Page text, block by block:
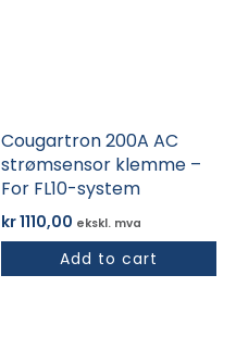
Cougartron 200A AC
strømsensor klemme –
For FL10-system
kr1110,00 ekskl. mva
Add to cart